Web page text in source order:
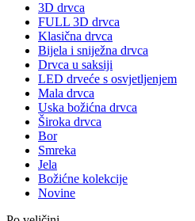
3D drvca
FULL 3D drvca
Klasična drvca
Bijela i sniježna drvca
Drvca u saksiji
LED drveće s osvjetljenjem
Mala drvca
Uska božićna drvca
Široka drvca
Bor
Smreka
Jela
Božićne kolekcije
Novine